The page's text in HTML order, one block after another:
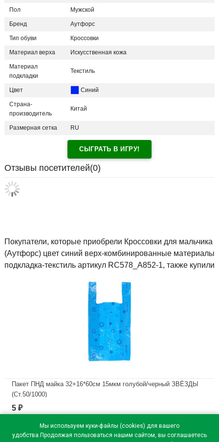
Мы используем куки-файлы (cookies) для вашего
удобства.Продолжая пользоваться нашим сайтом, вы соглашаетесь
Пол Мужской
Бренд Аутфорс
Тип обуви Кроссовки
Материал верха Искусственная кожа
Материал
подкладки
Текстиль
Цвет Синий
Страна-
производитель
Китай
Размерная сетка RU
СЫГРАТЬ В ИГРУ!
Отзывы посетителей(0)
Покупатели, которые приобрели Кроссовки для мальчика
(Аутфорс) цвет синий верх-комбинированные материалы
подкладка-текстиль артикул RC578_A852-1, также купили
Пакет ПНД майка 32+16*60см 15мкм голубой/черный ЗВЁЗДЫ
(Ст.50/1000)
В наличии
5 ₽